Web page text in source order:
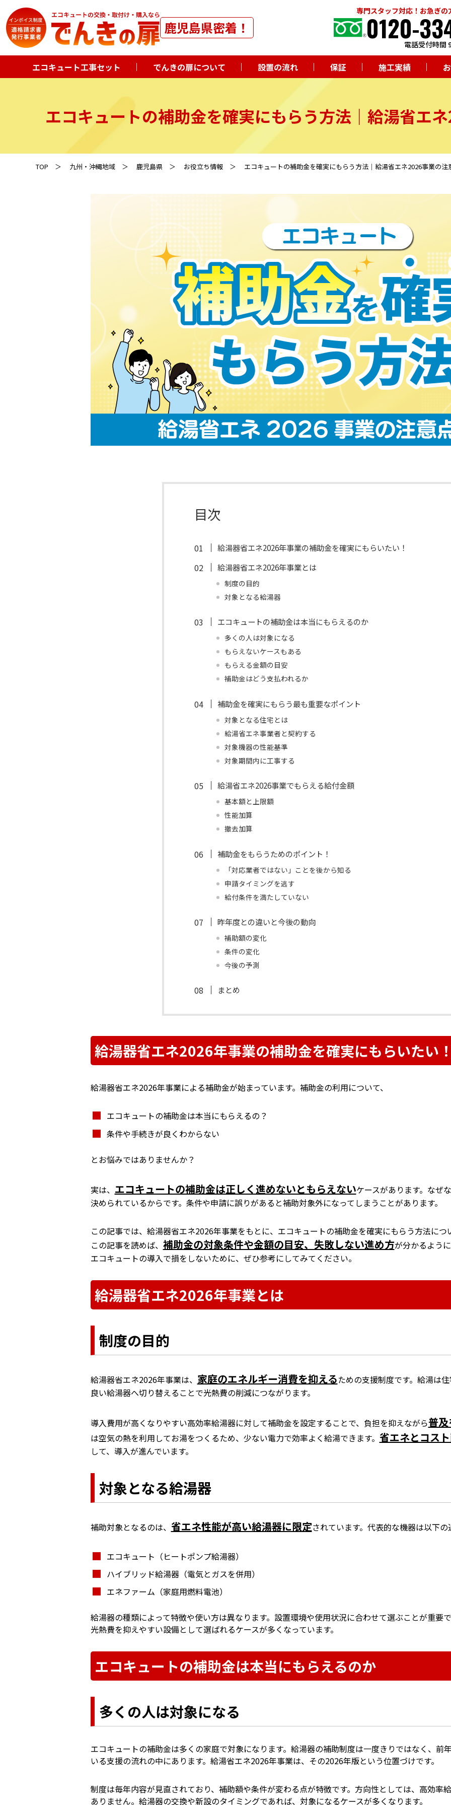
鹿児島県密着！
専門スタッフ対応！お急ぎの
0120-電話受付時間
エコキュート工事セット でんきの扉について 設置の流れ 保証 施工実績
エコキュートの補助金を確実にもらう方法｜給湯省エ
TOP 九州・沖縄地域 鹿児島県 お役立ち情報 エコキュートの補助金を確実にもらう方法｜給湯省エネ2026事業の注
目次
給湯器省エネ2026年事業の補助金を確実にもらいたい！
給湯器省エネ2026年事業とは
制度の目的
対象となる給湯器
エコキュートの補助金は本当にもらえるのか
多くの人は対象になる
もらえないケースもある
もらえる金額の目安
補助金はどう支払われるか
補助金を確実にもらう最も重要なポイント
対象となる住宅とは
給湯省エネ事業者と契約する
対象機器の性能基準
対象期間内に工事する
給湯省エネ2026事業でもらえる給付金額
基本額と上限額
性能加算
撤去加算
補助金をもらうためのポイント！
「対応業者ではない」ことを後から知る
申請タイミングを逃す
給付条件を満たしていない
昨年度との違いと今後の動向
補助額の変化
条件の変化
今後の予測
まとめ
給湯器省エネ2026年事業の補助金を確実にもらいたい
給湯器省エネ2026年事業による補助金が始まっています。補助金の利用について、
エコキュートの補助金は本当にもらえるの？
条件や手続きが良くわからない
とお悩みではありませんか？
実は、 エコキュートの補助金は正しく進めないともらえないケースがあります。なぜ
決められているからです。条件や申請に誤りがあると補助対象外になってしまうことがあります。
この記事では、給湯器省エネ2026年事業をもとに、エコキュートの補助金を確実にもらう方法につ
この記事を読めば、 補助金の対象条件や金額の目安、失敗しない進め方が分かるよう
エコキュートの導入で損をしないために、ぜひ参考にしてみてください。
給湯器省エネ2026年事業とは
制度の目的
給湯器省エネ2026年事業は、 家庭のエネルギー消費を抑えるための支援制度です。給湯は
良い給湯器へ切り替えることで光熱費の削減につながります。
導入費用が高くなりやすい高効率給湯器に対して補助金を設定することで、負担を抑えながら普
は空気の熱を利用してお湯をつくるため、少ない電力で効率よく給湯できます。 省エネとコス
して、導入が進んでいます。
対象となる給湯器
補助対象となるのは、 省エネ性能が高い給湯器に限定されています。代表的な機器は以下の
エコキュート（ヒートポンプ給湯器）
ハイブリッド給湯器（電気とガスを併用）
エネファーム（家庭用燃料電池）
給湯器の種類によって特徴や使い方は異なります。設置環境や使用状況に合わせて選ぶことが重要
光熱費を抑えやすい設備として選ばれるケースが多くなっています。
エコキュートの補助金は本当にもらえるのか
多くの人は対象になる
エコキュートの補助金は多くの家庭で対象になります。給湯器の補助制度は一度きりではなく、前
いる支援の流れの中にあります。給湯省エネ2026年事業は、その2026年版という位置づけです。
制度は毎年内容が見直されており、補助額や条件が変わる点が特徴です。方向性としては、高効率
ありません。給湯器の交換や新設のタイミングであれば、対象になるケースが多くなります。